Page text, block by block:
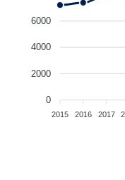
6000
4000
2000
0
2015 2016 2017